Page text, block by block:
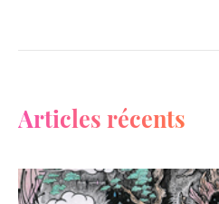
Articles récents